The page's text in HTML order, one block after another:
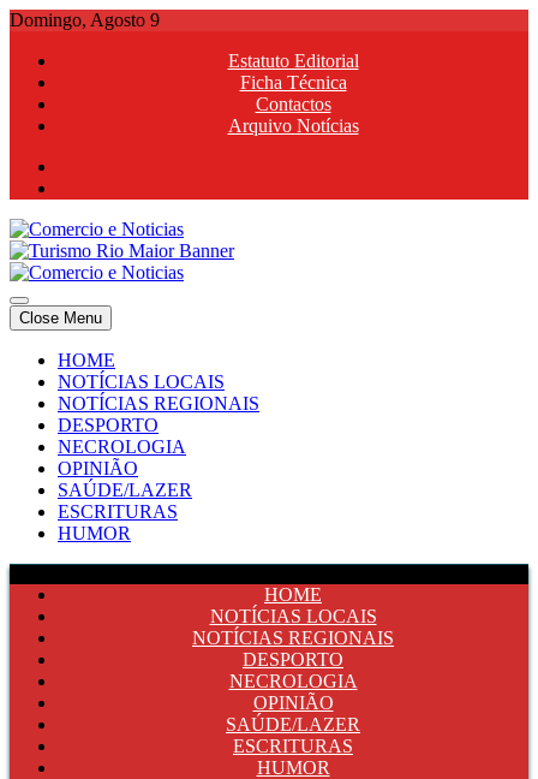
Skip
content
Domingo, Agosto 9
Estatuto Editorial
Ficha Técnica
Contactos
Arquivo Notícias
Comercio e Noticias
Notícias e Publicidade Online
Comercio e Noticias
Notícias e Publicidade Online
Close Menu
HOME
NOTÍCIAS LOCAIS
NOTÍCIAS REGIONAIS
DESPORTO
NECROLOGIA
OPINIÃO
SAÚDE/LAZER
ESCRITURAS
HUMOR
HOME
NOTÍCIAS LOCAIS
NOTÍCIAS REGIONAIS
DESPORTO
NECROLOGIA
OPINIÃO
SAÚDE/LAZER
ESCRITURAS
HUMOR